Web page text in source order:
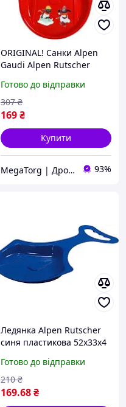
ORIGINAL! Санки Alpen
Gaudi Alpen Rutscher
Гарантія!
MegaTorg.com.ua
Готово до відправки
169₴
307 ₴
Купити
MegaTorg | Дропшиппінг та Опт 93%
Ледянка Alpen Rutscher
синя пластикова 52х33х4
Готово до відправки
169.68₴
210 ₴